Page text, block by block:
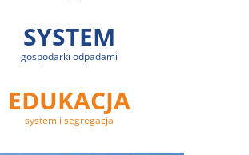
SYSTEM
gospodarki odpadami
EDUKACJA
system i segregacja